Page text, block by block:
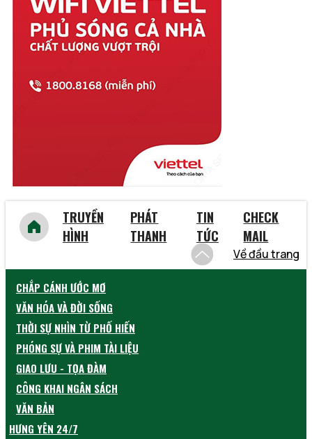
Tiền Giang
Trà Vinh
Tuyên Quang
Vĩnh Phúc
Vũng Tàu
TRUYỀN
HÌNH
PHÁT
THANH
TIN
TỨC
CHECK
MAIL
Về đầu trang
CHẮP CÁNH ƯỚC MƠ
VĂN HÓA VÀ ĐỜI SỐNG
THỜI SỰ NHÌN TỪ PHỐ HIẾN
PHÓNG SỰ VÀ PHIM TÀI LIỆU
GIAO LƯU - TỌA ĐÀM
CÔNG KHAI NGÂN SÁCH
VĂN BẢN
HƯNG YÊN 24/7